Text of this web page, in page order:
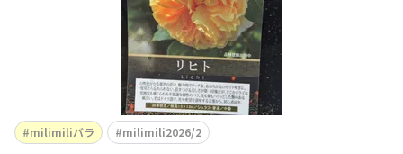
milimiliバラ milimili2026/2